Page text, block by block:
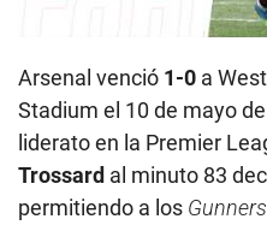
Arsenal venció 1-0 a
Stadium el 10 de mayo
liderato en la Premier
Trossard al minuto 83
permitiendo a los Gunners